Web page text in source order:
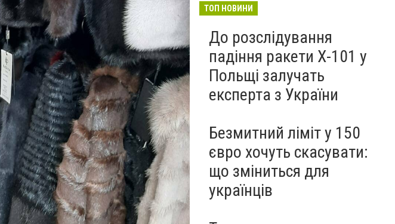
ТОП НОВИНИ
До розслідування
падіння ракети Х-101 у
Польщі залучать
експерта з України
Безмитний ліміт у 150
євро хочуть скасувати:
що зміниться для
українців